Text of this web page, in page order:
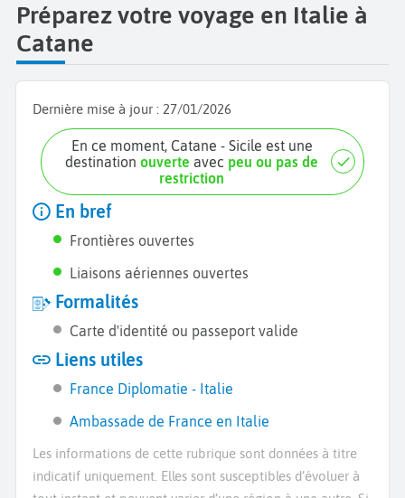
Préparez votre voyage en Italie à
Catane
Dernière mise à jour : 27/01/2026
En ce moment, Catane - Sicile est une
destinationouverte avec peu ou pas de
restriction
En bref
Frontières ouvertes
Liaisons aériennes ouvertes
Formalités
Carte d'identité ou passeport valide
Liens utiles
France Diplomatie - Italie
Ambassade de France en Italie
Les informations de cette rubrique sont données à titre
indicatif uniquement. Elles sont susceptibles d’évoluer à